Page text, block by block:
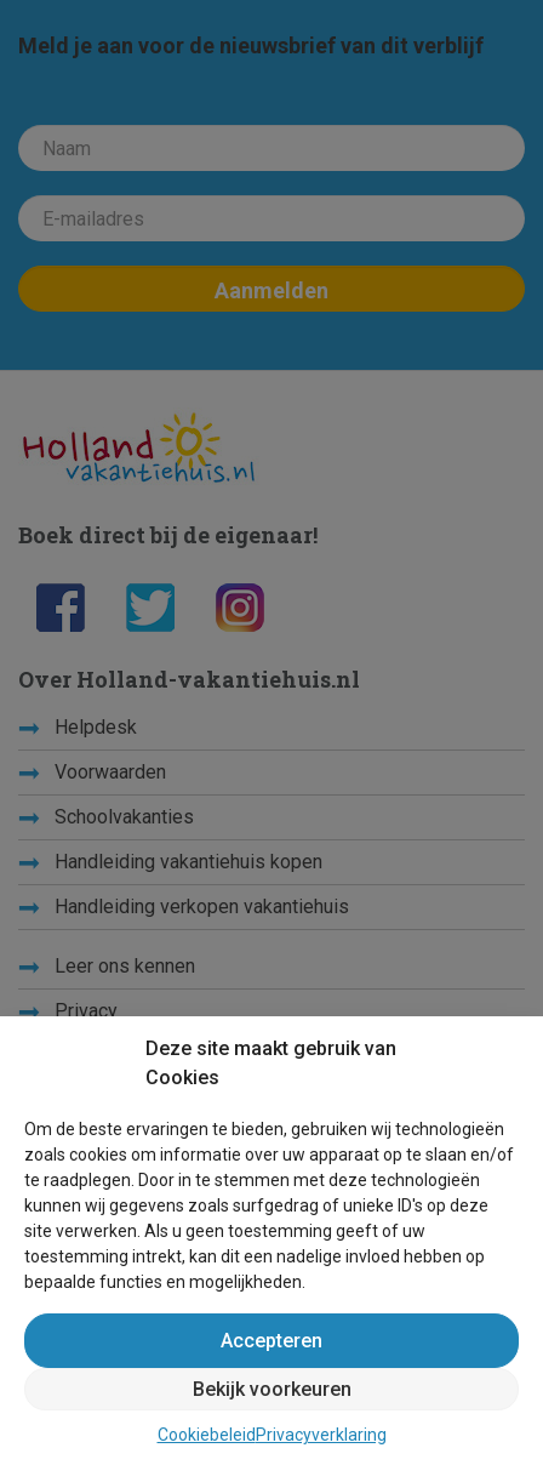
Website
Meld je aan voor de nieuwsbrief van dit verblijf
Deze site maakt gebruik van
Cookies
Om de beste ervaringen te bieden, gebruiken wij technologieën
zoals cookies om informatie over uw apparaat op te slaan en/of
te raadplegen. Door in te stemmen met deze technologieën
kunnen wij gegevens zoals surfgedrag of unieke ID's op deze
site verwerken. Als u geen toestemming geeft of uw
toestemming intrekt, kan dit een nadelige invloed hebben op
bepaalde functies en mogelijkheden.
Accepteren
Bekijk voorkeuren
Cookiebeleid Privacyverklaring
Boek direct bij de eigenaar!
Over Holland-vakantiehuis.nl
Helpdesk
Voorwaarden
Schoolvakanties
Handleiding vakantiehuis kopen
Handleiding verkopen vakantiehuis
Leer ons kennen
Privacy
Blog
Voor eigenaren
Een advertentie plaatsen
Succesvol verhuren vakantiewoning
wereldvakantiehuis.nl(vakantiehuizen wereldwijd)